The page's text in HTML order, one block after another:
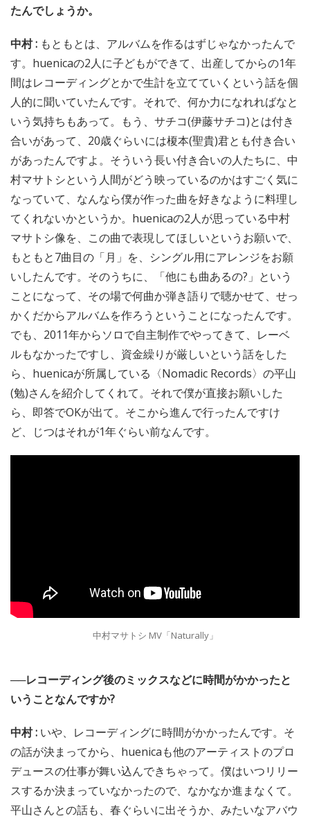
たんでしょうか。
中村 : もともとは、アルバムを作るはずじゃなかったんで
す。huenicaの2人に子どもができて、出産してからの1年
間はレコーディングとかで生計を立てていくという話を個
人的に聞いていたんです。それで、何か力になれればなと
いう気持ちもあって。もう、サチコ(伊藤サチコ)とは付き
合いがあって、20歳ぐらいには榎本(聖貴)君とも付き合い
があったんですよ。そういう長い付き合いの人たちに、中
村マサトシという人間がどう映っているのかはすごく気に
なっていて、なんなら僕が作った曲を好きなように料理し
てくれないかというか。huenicaの2人が思っている中村
マサトシ像を、この曲で表現してほしいというお願いで、
もともと7曲目の「月」を、シングル用にアレンジをお願
いしたんです。そのうちに、「他にも曲あるの?」という
ことになって、その場で何曲か弾き語りで聴かせて、せっ
かくだからアルバムを作ろうということになったんです。
でも、2011年からソロで自主制作でやってきて、レーベ
ルもなかったですし、資金繰りが厳しいという話をした
ら、huenicaが所属している〈Nomadic Records〉の平山
(勉)さんを紹介してくれて。それで僕が直接お願いした
ら、即答でOKが出て。そこから進んで行ったんですけ
ど、じつはそれが1年ぐらい前なんです。
中村マサトシ MV「Naturally」
──レコーディング後のミックスなどに時間がかかったと
いうことなんですか?
中村 : いや、レコーディングに時間がかかったんです。そ
の話が決まってから、huenicaも他のアーティストのプロ
デュースの仕事が舞い込んできちゃって。僕はいつリリー
スするか決まっていなかったので、なかなか進まなくて。
平山さんとの話も、春ぐらいに出そうか、みたいなアバウ